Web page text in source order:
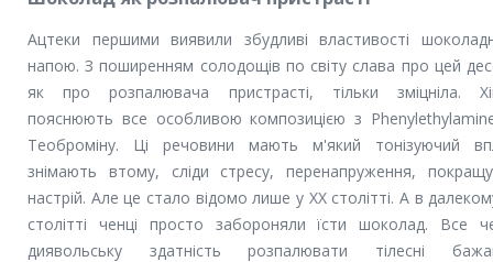
Ацтеки першими виявили збудливі властивості
напою. З поширенням солодощів по світу слава про цей
як про розпалювача пристрасті, тільки зміцніла.
пояснюють все особливою композицією з
Теоброміну. Ці речовини мають м'який тонізуючий
знімають втому, сліди стресу, перенапруження,
настрій. Але це стало відомо лише у XX столітті. А в
столітті ченці просто забороняли їсти шоколад. Все
диявольську здатність розпалювати тілесні